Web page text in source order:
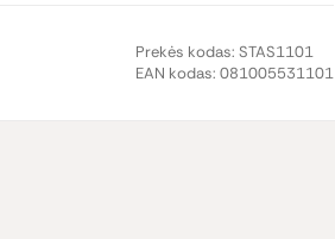
Prekės kodas: STAS1101
EAN kodas: 081005531101